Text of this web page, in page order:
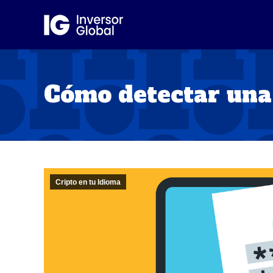
Cómo detectar
Cripto en tu Idioma